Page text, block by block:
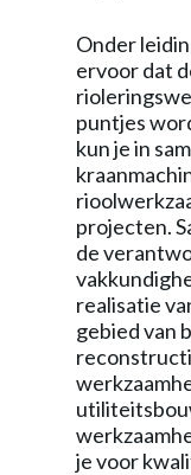
Onder
ervoor dat
puntjes
kun je in
projecten.
de
realisatie
gebied van
je voor